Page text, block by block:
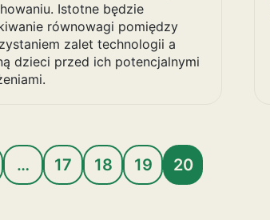
Istotne będzie
równowagi pomiędzy
zalet technologii a
dzieci przed ich potencjalnymi
… 17 18 19 20